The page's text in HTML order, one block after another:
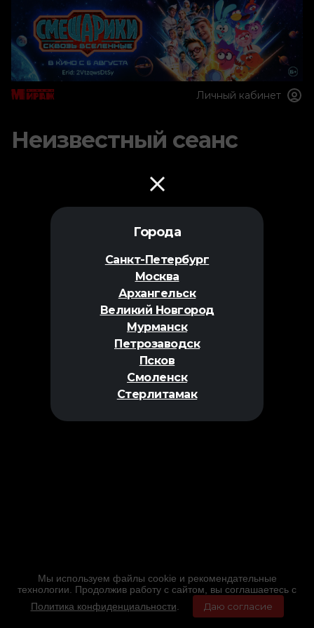
Города
Санкт-Петербург
Москва
Архангельск
Великий Новгород
Мурманск
Петрозаводск
Псков
Смоленск
Стерлитамак
Личный кабинет
Неизвестный сеанс
Мы используем файлы cookie и рекомендательные
технологии. Продолжив работу с сайтом, вы соглашаетесь с
Политика конфиденциальности
Даю согласие